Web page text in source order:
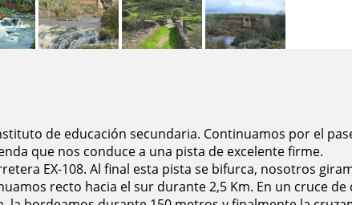
de educación secundaria. Continuamos por el
que nos conduce a una pista de excelente firme.
EX-108. Al final esta pista se bifurca, nosotros
recto hacia el sur durante 2,5 Km. En un cruce